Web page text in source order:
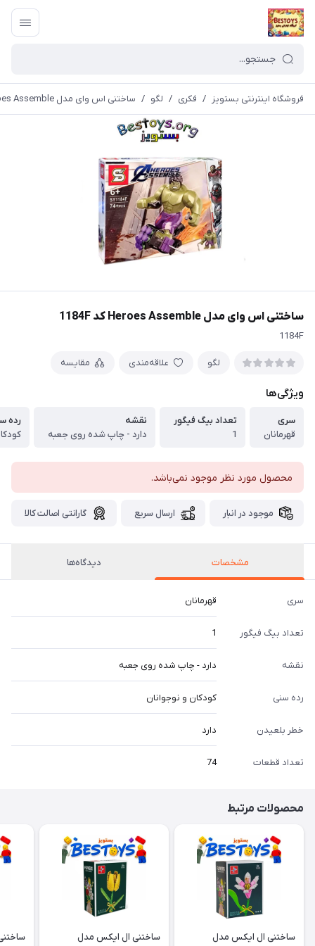
فروشگاه اینترنتی بستویز / فکری / لگو / ساختنی اس وای مدل Heroes Assemble کد 1184F
ساختنی اس وای مدل Heroes Assemble کد 1184F
1184F
لگو علاقه‌مندی مقایسه
ویژگی‌ها
سری
قهرمانان
تعداد بیگ فیگور
1
نقشه
دارد - چاپ شده روی جعبه
رده
محصول مورد نظر موجود نمی‌باشد.
موجود در انبار ارسال سریع گارانتی اصالت کالا
مشخصات دیدگاه‌ها
سری قهرمانان
تعداد بیگ فیگور 1
نقشه دارد - چاپ شده روی جعبه
رده سنی کودکان و نوجوانان
خطر بلعیدن دارد
تعداد قطعات 74
محصولات مرتبط
ساختنی ال ایکس مدل
ساختنی ال ایکس مدل